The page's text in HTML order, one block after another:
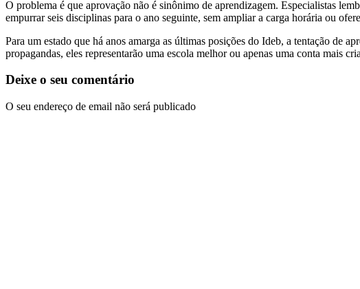
O problema é que aprovação não é sinônimo de aprendizagem. Especialistas
empurrar seis disciplinas para o ano seguinte, sem ampliar a carga horária ou
Para um estado que há anos amarga as últimas posições do Ideb, a tentação de
propagandas, eles representarão uma escola melhor ou apenas uma conta mais
Deixe o seu comentário
O seu endereço de email não será publicado